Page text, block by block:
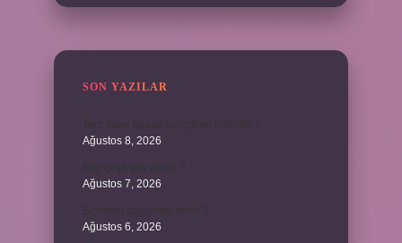
SON YAZILAR
Ağustos 8, 2026
Ağustos 7, 2026
Ağustos 6, 2026